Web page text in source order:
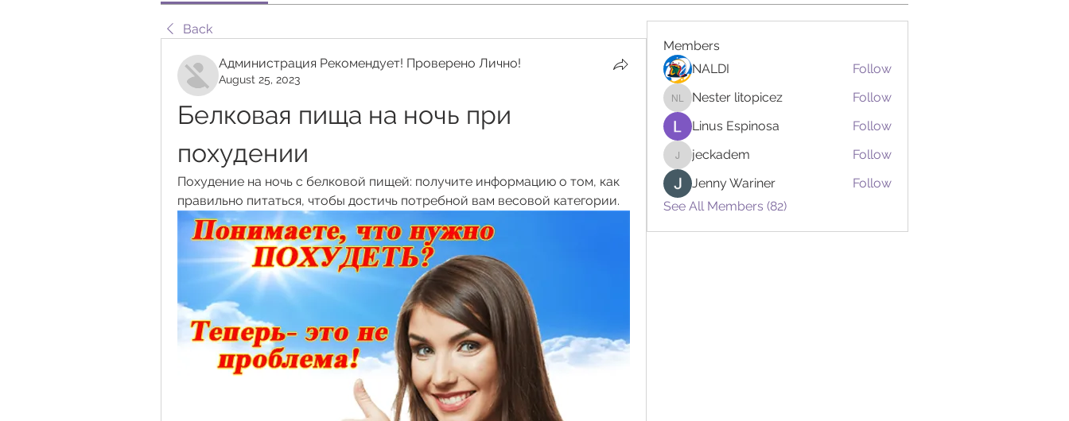
Back
Администрация Рекомендует! Проверено Лично!
August 25, 2023
Белковая пища на ночь при
похудении
Похудение на ночь с белковой пищей: получите информацию о том, как
правильно питаться, чтобы достичь потребной вам весовой категории.
Members
NALDI
Follow
Nester litopicez
Nester litopicez
Follow
Linus Espinosa
Follow
jeckadem
jeckadem
Follow
Jenny Wariner
Follow
See All Members (82)